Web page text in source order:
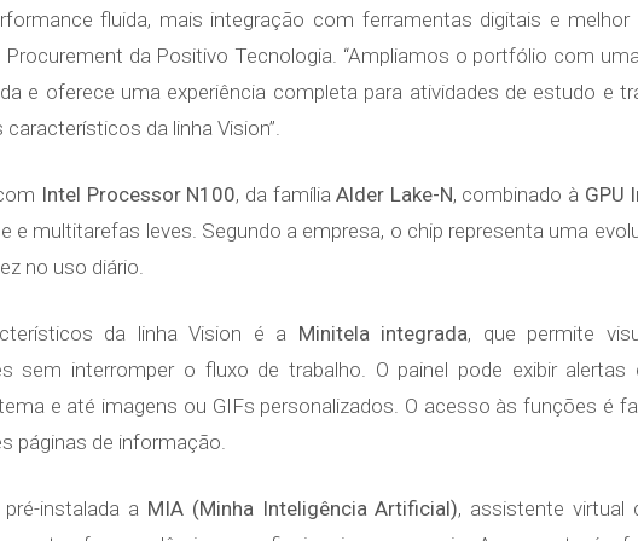
fluida, mais integração com ferramentas digitais e melhor
Procurement da Positivo Tecnologia. “Ampliamos o portfólio com
e oferece uma experiência completa para atividades de estudo e
da linha Vision”.
Intel Processor N100, da famíliaAlder Lake-N, combinado à GPU
e multitarefas leves. Segundo a empresa, o chip representa uma
no uso diário.
da linha Vision é a Minitela integrada, que permite
sem interromper o fluxo de trabalho. O painel pode exibir
e até imagens ou GIFs personalizados. O acesso às funções é
páginas de informação.
instalada a MIA (Minha Inteligência Artificial), assistente virtual